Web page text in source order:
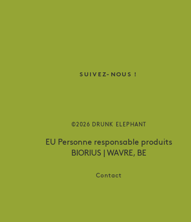
SUIVEZ-NOUS !
©2026 DRUNK ELEPHANT
EU Personne responsable produits
BIORIUS | WAVRE, BE
Contact